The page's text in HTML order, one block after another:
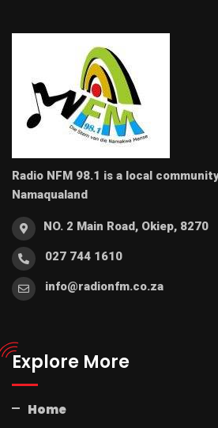
Radio NFM 98.1 is a local
Namaqualand
NO. 2 Main Road, Okiep, 8270
027 744 1610
info@radionfm.co.za
Explore More
Home